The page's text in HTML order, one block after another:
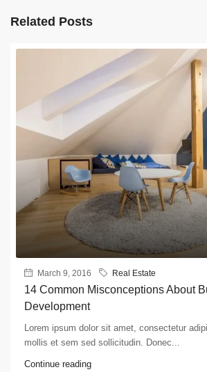
Related Posts
March 9, 2016 Real Estate
14 Common Misconceptions About
Development
Lorem ipsum dolor sit amet, consectetur
mollis et sem sed sollicitudin. Donec...
Continue reading